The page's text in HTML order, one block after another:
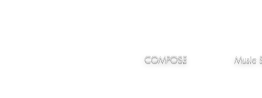
COMPOSE Music